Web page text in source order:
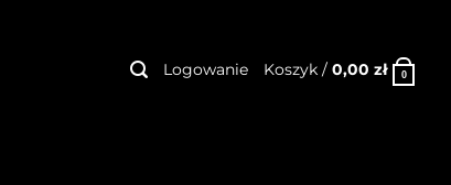
Logowanie Koszyk / 0,00 zł 0